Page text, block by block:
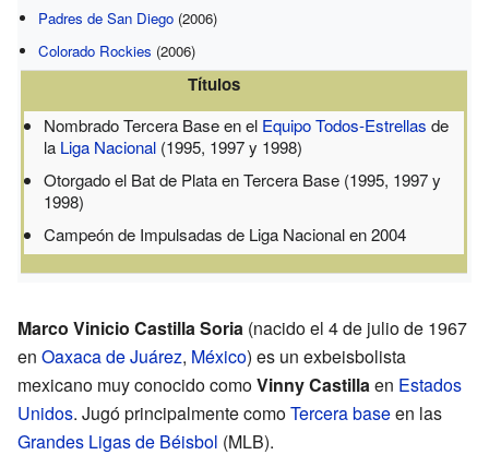
Padres de San Diego (2006)
Colorado Rockies (2006)
Títulos
Nombrado Tercera Base en el Equipo Todos-Estrellas de
la Liga Nacional (1995, 1997 y 1998)
Otorgado el Bat de Plata en Tercera Base (1995, 1997 y
1998)
Campeón de Impulsadas de Liga Nacional en 2004
Marco Vinicio Castilla Soria (nacido el 4 de julio de 1967
en Oaxaca de Juárez, México) es un exbeisbolista
mexicano muy conocido comoVinny Castillaen Estados
Unidos. Jugó principalmente comoTercera baseen las
Grandes Ligas de Béisbol (MLB).